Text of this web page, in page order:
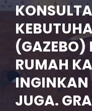
(GAZEBO)
RUMAH
INGINKAN
JUGA.